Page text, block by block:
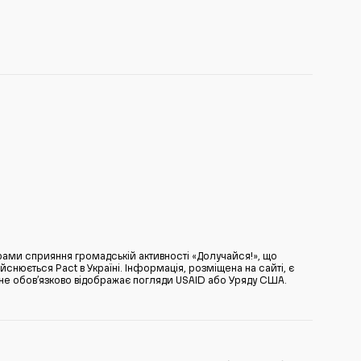
сприяння громадській активності «Долучайся!», що
Pact в Україні. Інформація, розміщена на сайті, є
обов’язково відображає погляди USAID або Уряду США.